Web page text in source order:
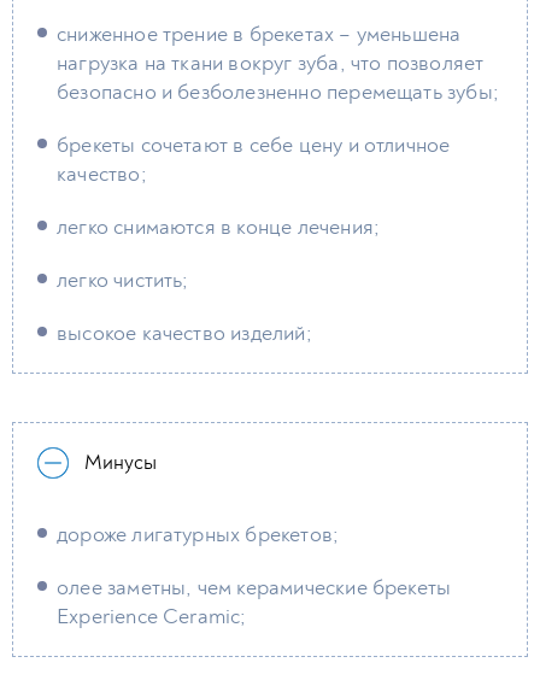
сниженное трение в брекетах – уменьшена
нагрузка на ткани вокруг зуба, что позволяет
безопасно и безболезненно перемещать зубы;
брекеты сочетают в себе цену и отличное
качество;
легко снимаются в конце лечения;
легко чистить;
высокое качество изделий;
Минусы
дороже лигатурных брекетов;
олее заметны, чем керамические брекеты
Experience Ceramic;